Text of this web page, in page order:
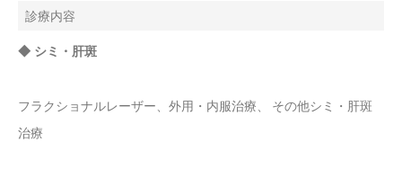
診療内容
◆ シミ・肝斑
フラクショナルレーザー、外用・内服治療、 その他シミ・肝斑
治療